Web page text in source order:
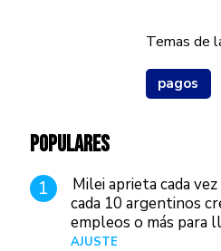
Temas de
pagos
POPULARES
1
Milei aprieta cada
cada 10 argentinos
empleos o más para
AJUSTE